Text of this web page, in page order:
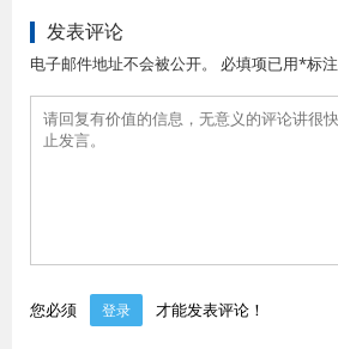
发表评论
电子邮件地址不会被公开。 必填项已用*标注
您必须 登录 才能发表评论！